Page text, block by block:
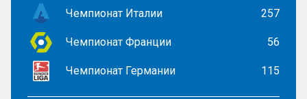
Чемпионат Италии 257
Чемпионат Франции 56
Чемпионат Германии 115